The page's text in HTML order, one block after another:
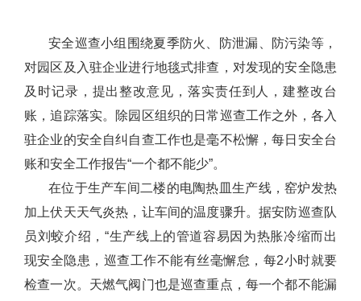
安全巡查小组围绕夏季防火、防泄漏、防污染等，
对园区及入驻企业进行地毯式排查，对发现的安全隐患
及时记录，提出整改意见，落实责任到人，建整改台
账，追踪落实。除园区组织的日常巡查工作之外，各入
驻企业的安全自纠自查工作也是毫不松懈，每日安全台
账和安全工作报告“一个都不能少”。
在位于生产车间二楼的电陶热皿生产线，窑炉发热
加上伏天天气炎热，让车间的温度骤升。据安防巡查队
员刘蛟介绍，“生产线上的管道容易因为热胀冷缩而出
现安全隐患，巡查工作不能有丝毫懈怠，每2小时就要
检查一次。天燃气阀门也是巡查重点，每一个都不能漏